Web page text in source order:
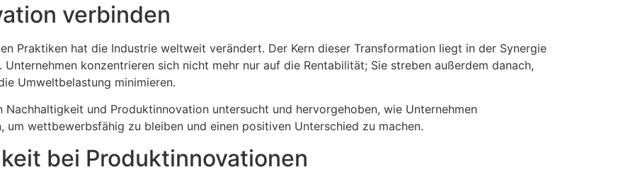
verbinden
Praktiken hat die Industrie weltweit verändert. Der Kern dieser Transformation liegt in der Synergie
konzentrieren sich nicht mehr nur auf die Rentabilität; Sie streben außerdem danach,
Umweltbelastung minimieren.
und Produktinnovation untersucht und hervorgehoben, wie Unternehmen
wettbewerbsfähig zu bleiben und einen positiven Unterschied zu machen.
bei Produktinnovationen